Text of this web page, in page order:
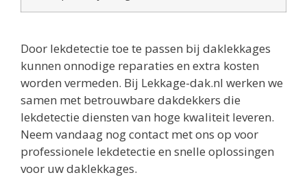
Door lekdetectie toe te passen bij daklekkages
kunnen onnodige reparaties en extra kosten
worden vermeden. Bij Lekkage-dak.nl werken we
samen met betrouwbare dakdekkers die
lekdetectie diensten van hoge kwaliteit leveren.
Neem vandaag nog contact met ons op voor
professionele lekdetectie en snelle oplossingen
voor uw daklekkages.